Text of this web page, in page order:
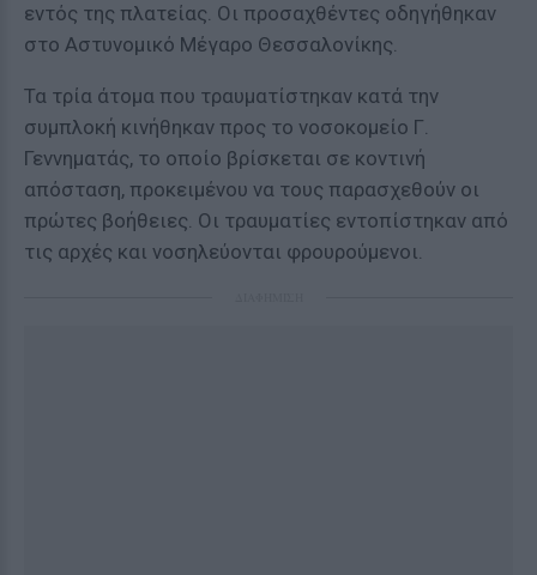
εντός της πλατείας. Οι προσαχθέντες οδηγήθηκαν
στο Αστυνομικό Μέγαρο Θεσσαλονίκης.
Τα τρία άτομα που τραυματίστηκαν κατά την
συμπλοκή κινήθηκαν προς το νοσοκομείο Γ.
Γεννηματάς, το οποίο βρίσκεται σε κοντινή
απόσταση, προκειμένου να τους παρασχεθούν οι
πρώτες βοήθειες. Οι τραυματίες εντοπίστηκαν από
τις αρχές και νοσηλεύονται φρουρούμενοι.